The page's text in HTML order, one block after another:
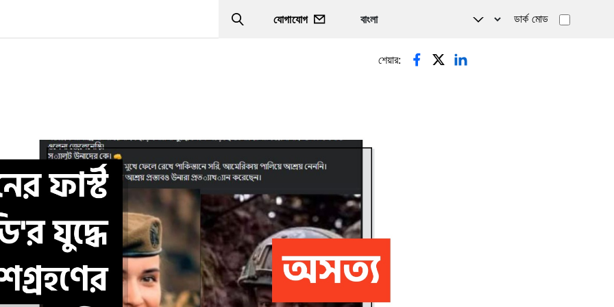
Search
যোগাযোগ ডার্ক মোড
শেয়ার: